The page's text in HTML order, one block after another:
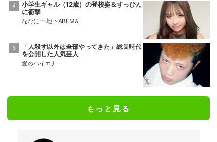
小学生ギャル（12歳）の登校姿＆すっぴん
に衝撃
ななにー 地下ABEMA
「人殺す以外は全部やってきた」総長時代
を公開した人気芸人
愛のハイエナ
もっと見る